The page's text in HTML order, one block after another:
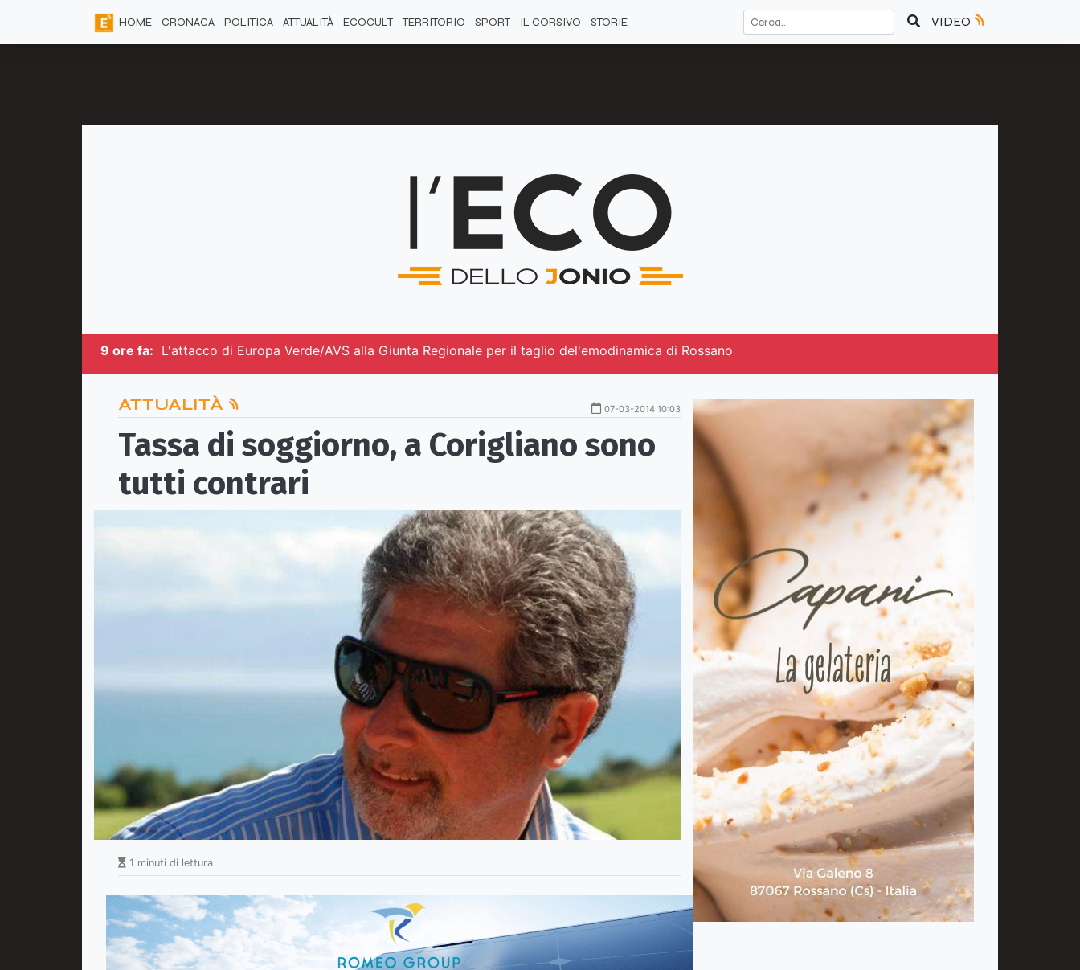
HOME CRONACA POLITICA ATTUALITÀ ECOCULT TERRITORIO SPORT IL CORSIVO STORIE VIDEO
9 ore fa: L'attacco di Europa Verde/AVS alla Giunta Regionale per il taglio del'emodinamica di Rossano
ATTUALITÀ 07-03-2014 10:03
Tassa di soggiorno, a Corigliano sono
tutti contrari
1 minuti di lettura